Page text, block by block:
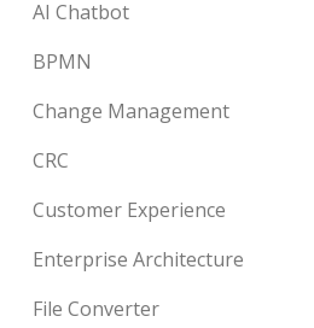
AI Chatbot
BPMN
Change Management
CRC
Customer Experience
Enterprise Architecture
File Converter